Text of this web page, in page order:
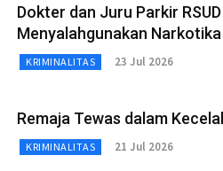
Dokter dan Juru Parkir
Menyalahgunakan Narkotika
KRIMINALITAS 23 Jul 2026
Remaja Tewas dalam
KRIMINALITAS 21 Jul 2026